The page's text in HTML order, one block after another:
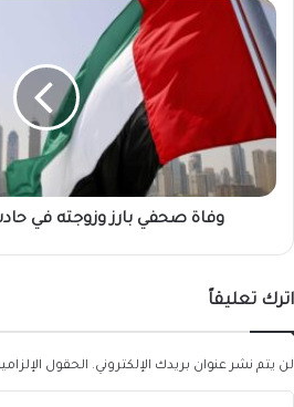
وفاة
صحفي
بارز
وزوجته
في
حادث
مروري
بالإمارات
وفاة صحفي بارز وزوجته في
اترك تعليقاً
لن يتم نشر عنوان بريدك الإلكتروني. الحقول